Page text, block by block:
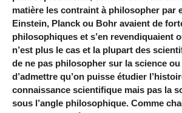
matière les contraint à philosopher par
Einstein, Planck ou Bohr avaient de
philosophiques et s’en revendiquaient
n’est plus le cas et la plupart des
de ne pas philosopher sur la science
d’admettre qu’on puisse étudier
connaissance scientifique mais pas la
sous l’angle philosophique. Comme